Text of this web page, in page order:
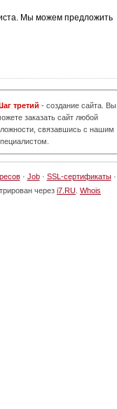
Мы можем предложить
третий - создание сайта. Вы
заказать сайт любой
связавшись с нашим
· Job· SSL-сертификаты·
через i7.RU Whois